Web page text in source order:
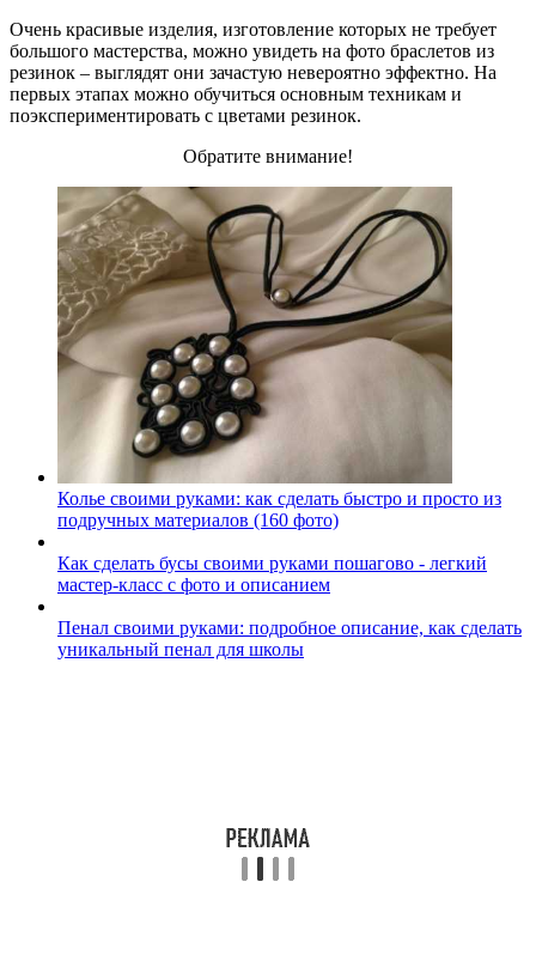
Очень красивые изделия, изготовление которых не требует
большого мастерства, можно увидеть на фото браслетов из
резинок – выглядят они зачастую невероятно эффектно. На
первых этапах можно обучиться основным техникам и
поэкспериментировать с цветами резинок.
Обратите внимание!
Колье своими руками: как сделать быстро и просто из
подручных материалов (160 фото)
Как сделать бусы своими руками пошагово - легкий
мастер-класс с фото и описанием
Пенал своими руками: подробное описание, как сделать
уникальный пенал для школы